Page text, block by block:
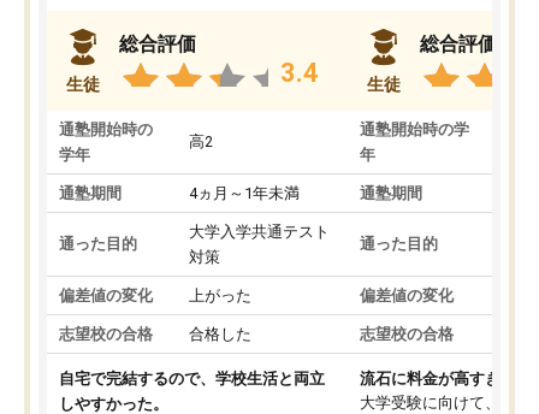
生徒
総合評価
3.4
通塾開始時の
学年
高2
通塾期間 4ヵ月～1年未満
通った目的
大学入学共通テスト
対策
偏差値の変化 上がった
志望校の合格 合格した
自宅で完結するので、学校生活と両立
しやすかった。
生徒
総合評価
通塾開始時の学
年
通塾期間
通った目的
偏差値の変化
志望校の合格
流石に料金が高すぎる
大学受験に向けて、高2